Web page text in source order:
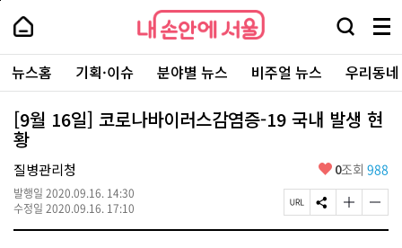
본
로
가
내
손
안
에
서
울
-
서
울
시
대
표
소
통
포
내
손
에
울
검
창
열
기
메
뉴
전
체
보
기
주
요
서
뉴스홈 기획·이슈 분야별 뉴스 비주얼 뉴스 우리동
[9월 16일] 코로나바이러스감염증-19 국내 발생 현
황
질병관리청
발행일 2020.09.16. 14:30
수정일 2020.09.16. 17:10
좋
요
0조회 988
페
이
S
N
글
자
글
자
페
상
단
로